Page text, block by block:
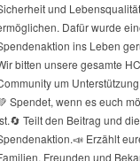
und Lebensqualität
Dafür wurde
ins Leben
bitten unsere gesamte
um
Spendet, wenn es euch
🔄 Teilt den Beitrag und die
📣 Erzählt
Freunden und